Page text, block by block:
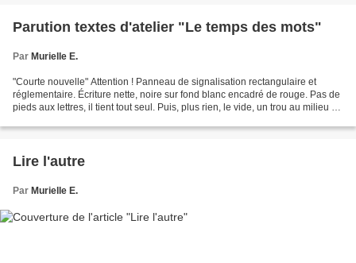
Parution textes d'atelier "Le temps des mots"
Par Murielle E.
"Courte nouvelle" Attention ! Panneau de signalisation rectangulaire et
réglementaire. Écriture nette, noire sur fond blanc encadré de rouge. Pas de
pieds aux lettres, il tient tout seul. Puis, plus rien, le vide, un trou au milieu de
Lire l'autre
Par Murielle E.